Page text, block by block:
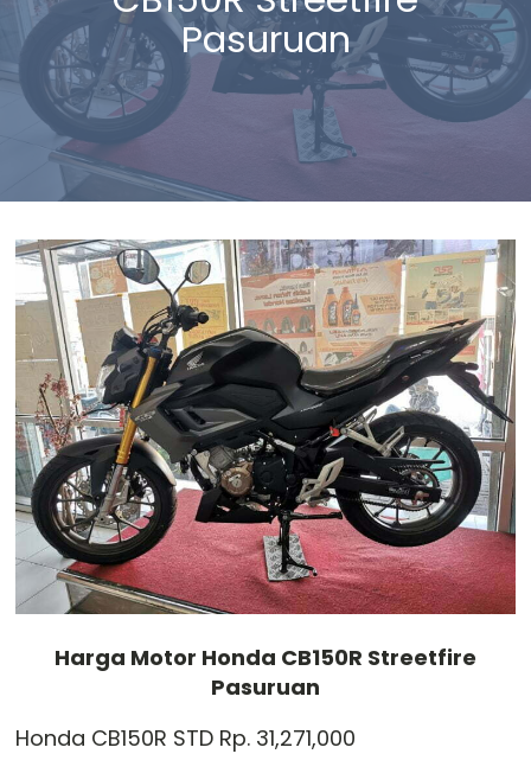
Pasuruan
Harga Motor Honda CB150R Streetfire
Pasuruan
Honda CB150R STD Rp. 31,271,000